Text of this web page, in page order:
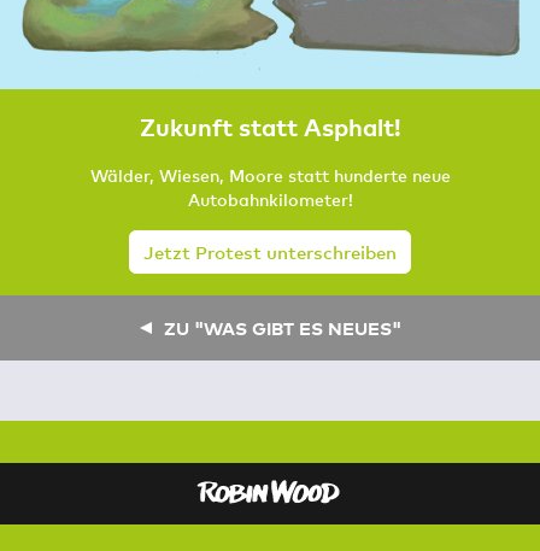
Zukunft statt Asphalt!
Wälder, Wiesen, Moore statt hunderte neue
Autobahnkilometer!
Jetzt Protest unterschreiben
ZU "WAS GIBT ES NEUES"